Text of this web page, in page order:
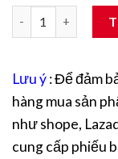
sạc dekton d16-
Lưu ý: Để đảm
hàng mua sản
như shope,
cung cấp phiếu